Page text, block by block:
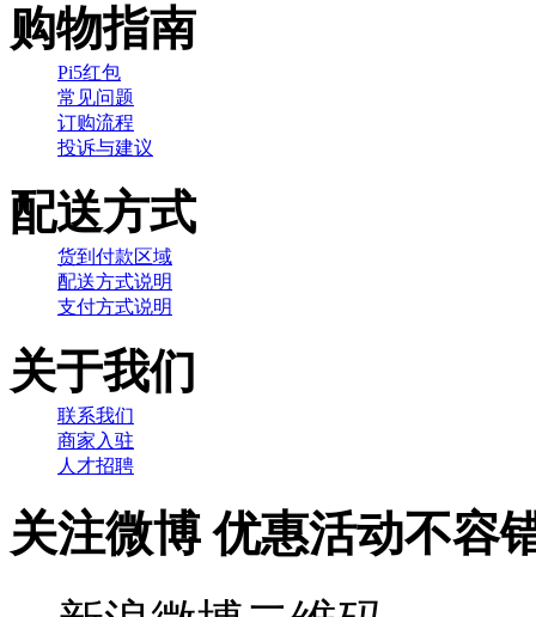
购物指南
Pi5红包
常见问题
订购流程
投诉与建议
配送方式
货到付款区域
配送方式说明
支付方式说明
关于我们
联系我们
商家入驻
人才招聘
关注微博 优惠活动不容